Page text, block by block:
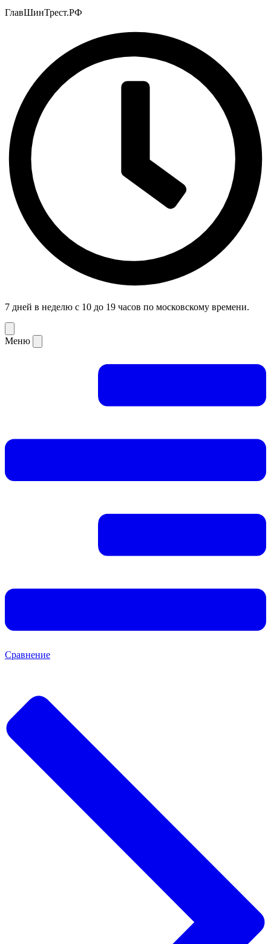
ГлавШинТрест.РФ
7 дней в неделю с 10 до 19 часов по московскому времени.
Меню
Сравнение